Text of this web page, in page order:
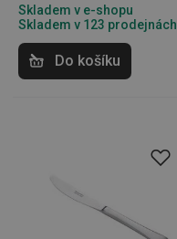
Skladem v e-shopu
Skladem v 123 prodejnách
Do košíku